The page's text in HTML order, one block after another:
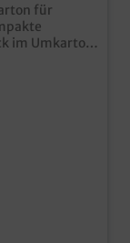
für
im Umkarton
Sie einfach